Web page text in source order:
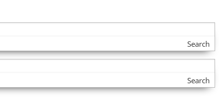
Search
Search